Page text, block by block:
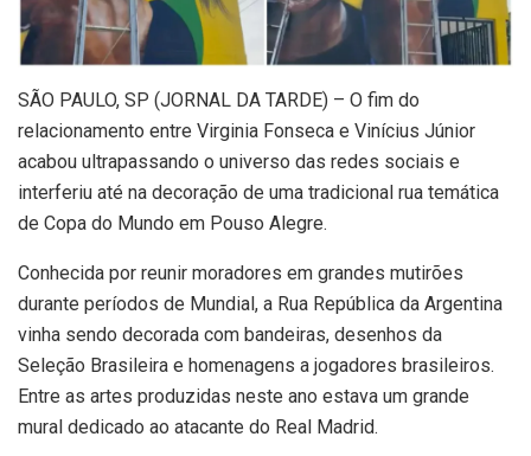
SÃO PAULO, SP (JORNAL DA TARDE) – O fim do
relacionamento entre Virginia Fonseca e Vinícius Júnior
acabou ultrapassando o universo das redes sociais e
interferiu até na decoração de uma tradicional rua temática
de Copa do Mundo em Pouso Alegre.
Conhecida por reunir moradores em grandes mutirões
durante períodos de Mundial, a Rua República da Argentina
vinha sendo decorada com bandeiras, desenhos da
Seleção Brasileira e homenagens a jogadores brasileiros.
Entre as artes produzidas neste ano estava um grande
mural dedicado ao atacante do Real Madrid.